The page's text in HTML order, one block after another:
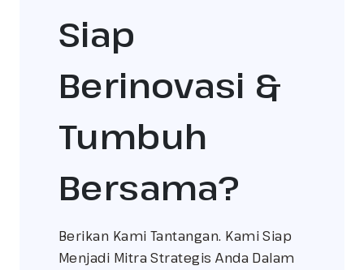
Siap
Berinovasi &
Tumbuh
Bersama?
Berikan Kami Tantangan. Kami Siap
Menjadi Mitra Strategis Anda Dalam